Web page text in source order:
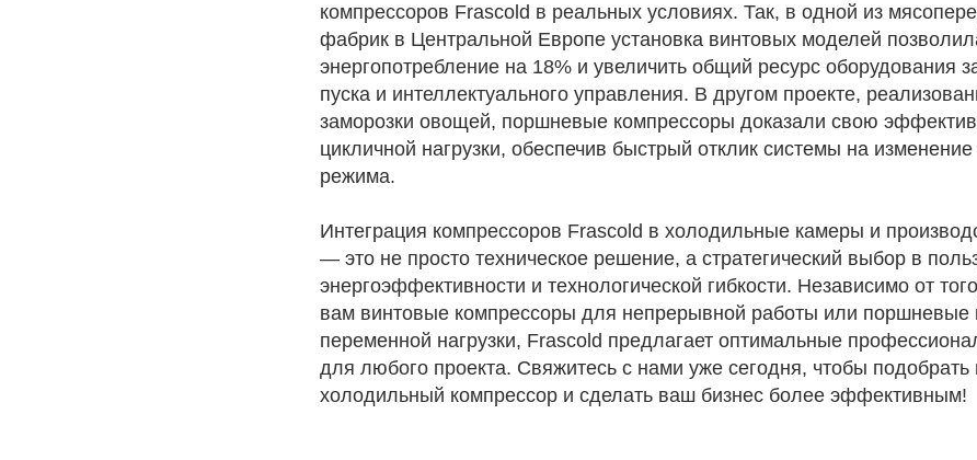
компрессоров Frascold в реальных условиях. Так, в одной из
фабрик в Центральной Европе установка винтовых моделей
энергопотребление на 18% и увеличить общий ресурс оборудования
пуска и интеллектуального управления. В другом проекте,
заморозки овощей, поршневые компрессоры доказали свою
цикличной нагрузки, обеспечив быстрый отклик системы на
режима.
Интеграция компрессоров Frascold в холодильные камеры и
— это не просто техническое решение, а стратегический выбор в
энергоэффективности и технологической гибкости. Независимо от
вам винтовые компрессоры для непрерывной работы или поршневые
переменной нагрузки, Frascold предлагает оптимальные
для любого проекта. Свяжитесь с нами уже сегодня, чтобы
холодильный компрессор и сделать ваш бизнес более эффективным!